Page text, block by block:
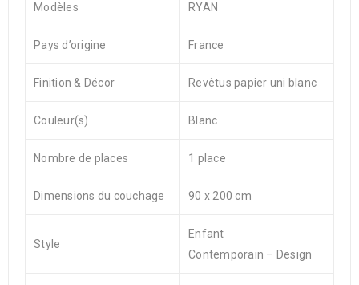
Modèles RYAN
Pays d’origine France
Finition & Décor Revêtus papier uni blanc
Couleur(s) Blanc
Nombre de places 1 place
Dimensions du couchage 90 x 200 cm
Style
Enfant
Contemporain – Design